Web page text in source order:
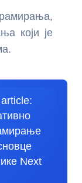
који је
Next